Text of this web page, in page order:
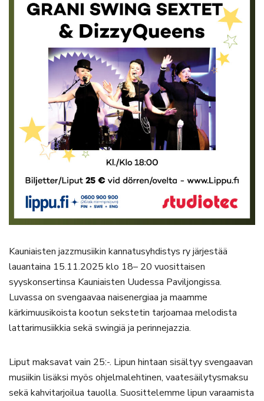
Kauniaisten jazzmusiikin kannatusyhdistys ry järjestää
lauantaina 15.11.2025 klo 18– 20 vuosittaisen
syyskonsertinsa Kauniaisten Uudessa Paviljongissa.
Luvassa on svengaavaa naisenergiaa ja maamme
kärkimuusikoista kootun sekstetin tarjoamaa melodista
lattarimusiikkia sekä swingiä ja perinnejazzia.
Liput maksavat vain 25:-. Lipun hintaan sisältyy svengaavan
musiikin lisäksi myös ohjelmalehtinen, vaatesäilytysmaksu
sekä kahvitarjoilua tauolla. Suosittelemme lipun varaamista